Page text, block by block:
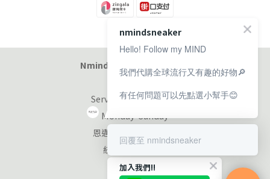
Nmind Sneaker 恩邁選貨店
Service at 11:00-19:00
Monday-Sunday
恩邁國際股份有限公司
統編：90353953
加入我們!!
nmindsneaker
Hello! Follow my MIND
我們代購全球流行又有趣的好物🔎
有任何問題可以先點選小幫手😊
回覆至 nmindsneaker